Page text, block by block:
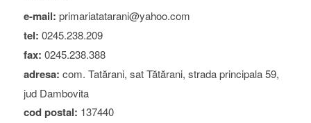
e-mail: primariatatarani@yahoo.com
tel: 0245.238.209
fax: 0245.238.388
adresa: com. Tatărani, sat Tătărani, strada principala 59,
jud Dambovita
cod postal: 137440